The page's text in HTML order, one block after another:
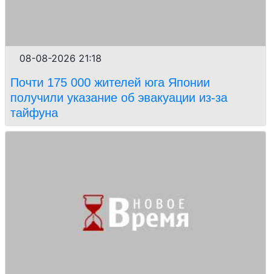
08-08-2026 21:18
Почти 175 000 жителей юга Японии
получили указание об эвакуации из-за
тайфуна